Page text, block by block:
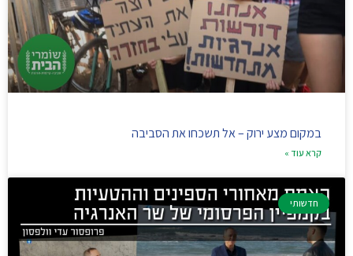
במקום מצע ירוק – אל תשכחו את הסביבה
קרא עוד »
חדשותי